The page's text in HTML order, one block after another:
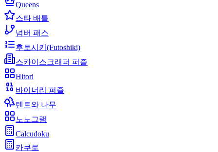
Queens
스타 배틀
넘버 패스
후토시키(Futoshiki)
스카이스크래퍼 퍼즐
Hitori
바이너리 퍼즐
텐트와 나무
노노그램
Calcudoku
카쿠로